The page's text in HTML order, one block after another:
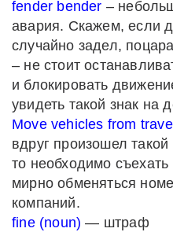
fender bender –
авария. Скажем, если
случайно задел,
– не стоит
и блокировать
увидеть такой знак на
Move vehicles from
вдруг произошел
то необходимо
мирно обменяться
компаний.
fine (noun) — штраф